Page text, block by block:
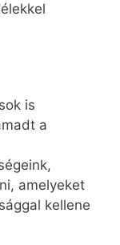
is
a
amelyeket
kellene